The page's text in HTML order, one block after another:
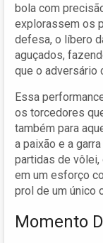
bola com
explorassem os
defesa, o líbero
aguçados,
que o adversário
Essa
os torcedores
também para
a paixão e a
partidas de
em um esforço
prol de um único
Momento